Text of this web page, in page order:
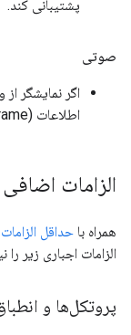
پشتیبانی کند.
صوتی
اگر نمایشگر
اطلاعات (infoframe) نیز پشتیبانی کند.
الزامات اضافی
همراه با حداقل الزامات
الزامات اجباری زیر را
پروتکل‌ها و